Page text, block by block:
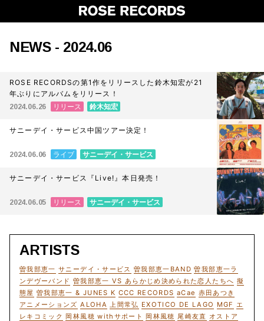
NEWS - 2024.06
ROSE RECORDSの第1作をリリースした鈴木知宏が21
年ぶりにアルバムをリリース！
2024.06.26 リリース 鈴木知宏
サニーデイ・サービス中国ツアー決定！
2024.06.06 ライブ サニーデイ・サービス
サニーデイ・サービス『Live!』本日発売！
2024.06.05 リリース サニーデイ・サービス
ARTISTS
曽我部恵一 サニーデイ・サービス 曽我部恵一BAND 曽我部恵一ラ
ンデヴーバンド 曽我部恵一 VS あらかじめ決められた恋人たちへ 擬
態屋 曽我部恵一 & JUNES K CCC RECORDS aCae 赤田あつき
アニメーションズ ALOHA 上間常弘 EXOTICO DE LAGO MGF エ
レキコミック 岡林風穂 withサポート 岡林風穂 尾崎友直 オストア